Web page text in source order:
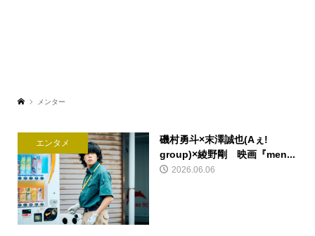
メンター
エンタメ
磯村勇斗×末澤誠也(Aぇ!
group)×綾野剛 映画『men...
2026.06.06